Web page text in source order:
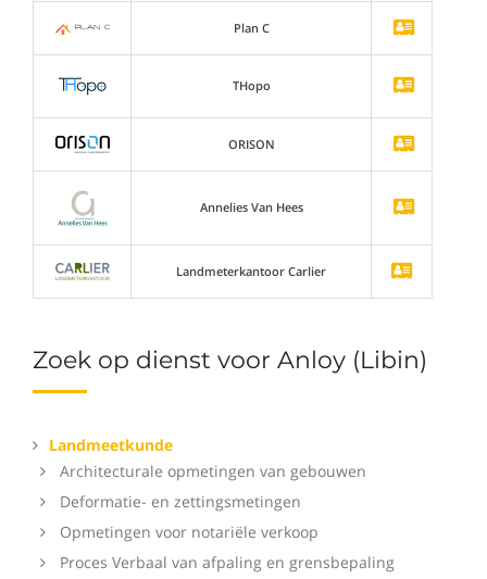
Zoek op dienst voor Anloy (Libin)
Landmeetkunde
Architecturale opmetingen van gebouwen
Deformatie- en zettingsmetingen
Opmetingen voor notariële verkoop
Proces Verbaal van afpaling en grensbepaling
Plan C
THopo
ORISON
Annelies Van Hees
Landmeterkantoor Carlier